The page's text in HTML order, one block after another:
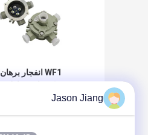
WF1 انفجار برهان
صندوق يموت صبJason Jiang